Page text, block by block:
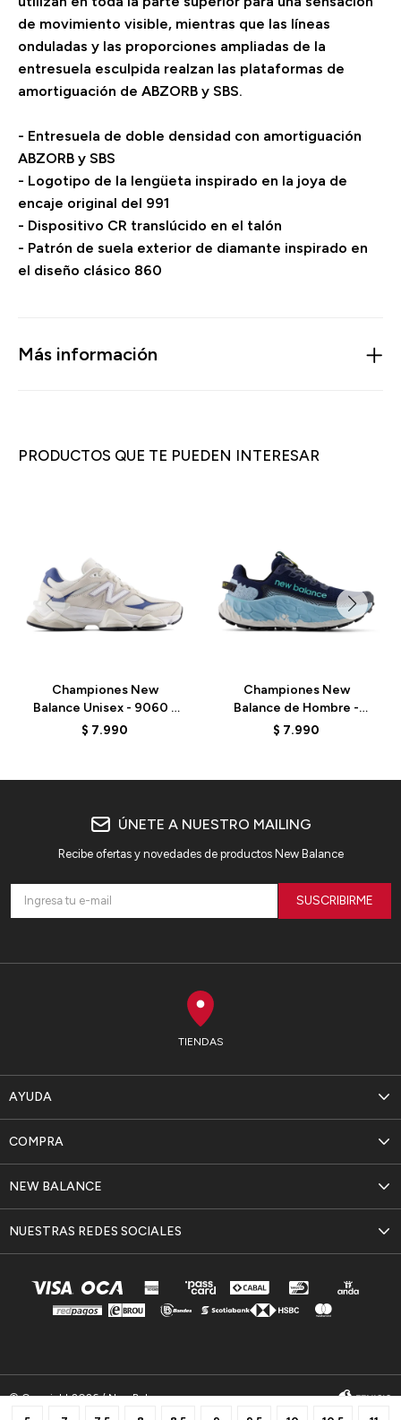
de movimiento visible, mientras que las líneas
onduladas y las proporciones ampliadas de la
entresuela esculpida realzan las plataformas de
amortiguación de ABZORB y SBS.
- Entresuela de doble densidad con amortiguación
ABZORB y SBS
- Logotipo de la lengüeta inspirado en la joya de
encaje original del 991
- Dispositivo CR translúcido en el talón
- Patrón de suela exterior de diamante inspirado en
el diseño clásico 860
Más información
PRODUCTOS QUE TE PUEDEN INTERESAR
Championes New
Balance Unisex - 9060 -
U90601KA - BEIGE/AZUL
$ 7.990
Championes New
Balance de Hombre -
More V3 - MTMORAB3 -
$ 7.990
TIENDAS
AYUDA
NEW BALANCE
COMPRA
NUESTRAS REDES SOCIALES
ÚNETE A NUESTRO MAILING
Recibe ofertas y novedades de productos New Balance
SUSCRIBIRME
© Copyright 2026 / New Balance